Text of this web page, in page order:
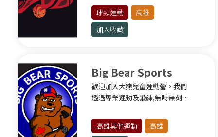
健身有氧
格鬥運動
水上運動
桃園其他運動
新竹
健身有氧
球類運動
高雄
加入收藏
Big Bear Sports
歡迎加入大熊兒童運動營。我們
透過專業運動及鍛練,無時無刻的
高雄其他運動
高雄